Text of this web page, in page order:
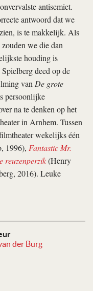
der Burg
antisemiet.
antwoord dat we
is te makkelijk. Als
we die dan
houding is
deed op de
vanDe grote
persoonlijke
na te denken op het
in Arnhem. Tussen
wekelijks één
1996), Fantastic Mr.
reuzenperzik(Henry
2016). Leuke